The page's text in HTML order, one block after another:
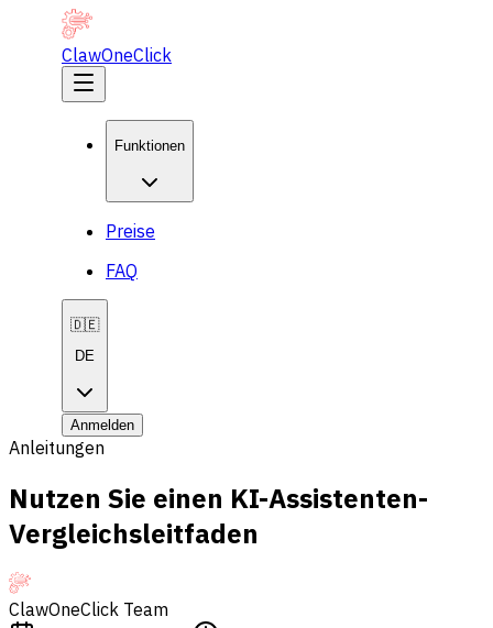
ClawOneClick
Funktionen
Preise
FAQ
🇩🇪
DE
Anmelden
Anleitungen
Nutzen Sie einen KI-Assistenten-
Vergleichsleitfaden
ClawOneClick Team